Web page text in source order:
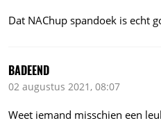
Dat NAChup spandoek is echt
BADEEND
02 augustus 2021, 08:07
Weet iemand misschien een